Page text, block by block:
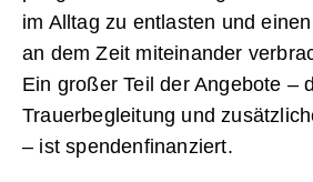
im Alltag zu entlasten und
an dem Zeit miteinander
Ein großer Teil der Angebote –
Trauerbegleitung und
– ist spendenfinanziert.